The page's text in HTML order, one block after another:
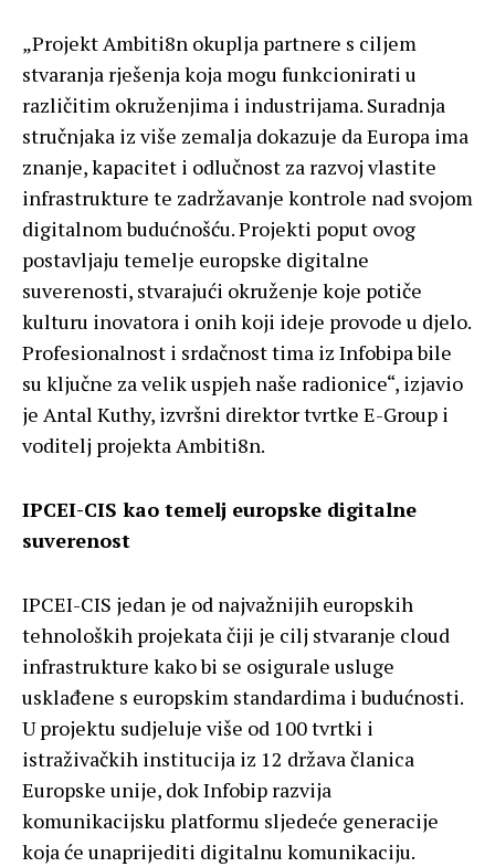
„Projekt Ambiti8n okuplja partnere s ciljem
stvaranja rješenja koja mogu funkcionirati u
različitim okruženjima i industrijama. Suradnja
stručnjaka iz više zemalja dokazuje da Europa ima
znanje, kapacitet i odlučnost za razvoj vlastite
infrastrukture te zadržavanje kontrole nad svojom
digitalnom budućnošću. Projekti poput ovog
postavljaju temelje europske digitalne
suverenosti, stvarajući okruženje koje potiče
kulturu inovatora i onih koji ideje provode u djelo.
Profesionalnost i srdačnost tima iz Infobipa bile
su ključne za velik uspjeh naše radionice“, izjavio
je Antal Kuthy, izvršni direktor tvrtke E-Group i
voditelj projekta Ambiti8n.
IPCEI-CIS kao temelj europske digitalne
suverenost
IPCEI-CIS jedan je od najvažnijih europskih
tehnoloških projekata čiji je cilj stvaranje cloud
infrastrukture kako bi se osigurale usluge
usklađene s europskim standardima i budućnosti.
U projektu sudjeluje više od 100 tvrtki i
istraživačkih institucija iz 12 država članica
Europske unije, dok Infobip razvija
komunikacijsku platformu sljedeće generacije
koja će unaprijediti digitalnu komunikaciju.